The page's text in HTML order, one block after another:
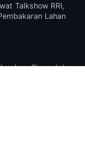
Talkshow RRI,
Lahan
Cipondoh,